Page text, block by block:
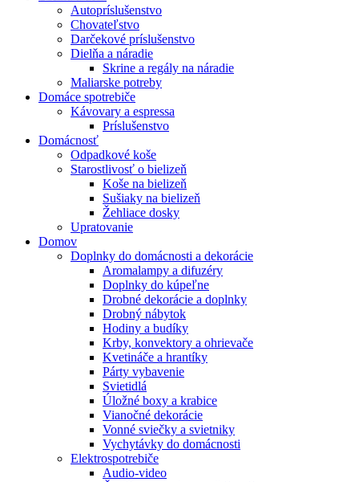
Autopríslušenstvo
Chovateľstvo
Darčekové príslušenstvo
Dielňa a náradie
Skrine a regály na náradie
Maliarske potreby
Domáce spotrebiče
Kávovary a espressa
Príslušenstvo
Domácnosť
Odpadkové koše
Starostlivosť o bielizeň
Koše na bielizeň
Sušiaky na bielizeň
Žehliace dosky
Upratovanie
Domov
Doplnky do domácnosti a dekorácie
Aromalampy a difuzéry
Doplnky do kúpeľne
Drobné dekorácie a doplnky
Drobný nábytok
Hodiny a budíky
Krby, konvektory a ohrievače
Kvetináče a hrantíky
Párty vybavenie
Svietidlá
Úložné boxy a krabice
Vianočné dekorácie
Vonné sviečky a svietniky
Vychytávky do domácnosti
Elektrospotrebiče
Audio-video